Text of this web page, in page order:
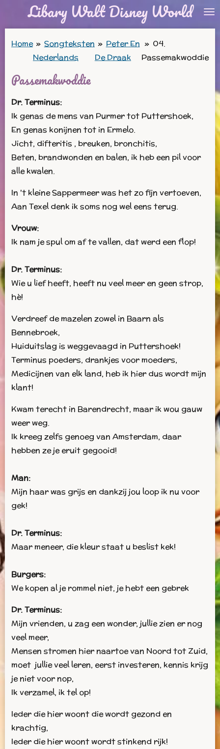
Libary Walt Disney World
Home » Songteksten
Nederlands
» Peter En
De Draak
» 04.
Passemakwoddie
Passemakwoddie
Dr. Terminus:
Ik genas de mens van Purmer tot Puttershoek,
En genas konijnen tot in Ermelo.
Jicht, difteritis , breuken, bronchitis,
Beten, brandwonden en balen, ik heb een pil voor
alle kwalen.
In 't kleine Sappermeer was het zo fijn vertoeven,
Aan Texel denk ik soms nog wel eens terug.
Vrouw:
Ik nam je spul om af te vallen, dat werd een flop!
Dr. Terminus:
Wie u lief heeft, heeft nu veel meer en geen strop,
hè!
Verdreef de mazelen zowel in Baarn als
Bennebroek,
Huiduitslag is weggevaagd in Puttershoek!
Terminus poeders, drankjes voor moeders,
Medicijnen van elk land, heb ik hier dus wordt mijn
klant!
Kwam terecht in Barendrecht, maar ik wou gauw
weer weg.
Ik kreeg zelfs genoeg van Amsterdam, daar
hebben ze je eruit gegooid!
Man:
Mijn haar was grijs en dankzij jou loop ik nu voor
gek!
Dr. Terminus:
Maar meneer, die kleur staat u beslist kek!
Burgers:
We kopen al je rommel niet, je hebt een gebrek
Dr. Terminus:
Mijn vrienden, u zag een wonder, jullie zien er nog
veel meer,
Mensen stromen hier naartoe van Noord tot Zuid,
moet jullie veel leren, eerst investeren, kennis krijg
je niet voor nop,
Ik verzamel, ik tel op!
Ieder die hier woont die wordt gezond en
krachtig,
Ieder die hier woont wordt stinkend rijk!